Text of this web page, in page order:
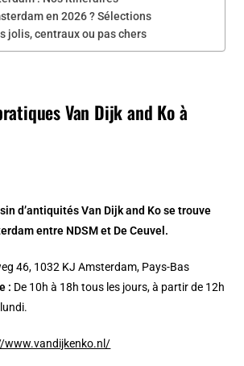
en 2026 ? Sélections
jolis, centraux ou pas chers
Van Dijk and Ko à
d’antiquités Van Dijk and Ko se trouve
entre NDSM et De Ceuvel.
46, 1032 KJ Amsterdam, Pays-Bas
: De 10h à 18h tous les jours, à partir de 12h
www.vandijkenko.nl/